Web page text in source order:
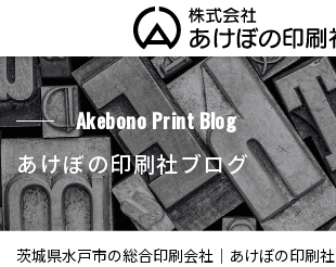
Akebono Print Blog
あけぼの印刷社ブログ
茨城県水戸市の総合印刷会社｜あけぼの印刷社